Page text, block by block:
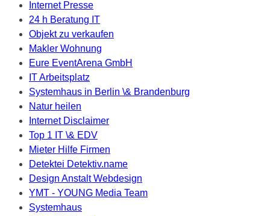
Internet Presse
24 h Beratung IT
Objekt zu verkaufen
Makler Wohnung
Eure EventArena GmbH
IT Arbeitsplatz
Systemhaus in Berlin \& Brandenburg
Natur heilen
Internet Disclaimer
Top 1 IT \& EDV
Mieter Hilfe Firmen
Detektei Detektiv.name
Design Anstalt Webdesign
YMT - YOUNG Media Team
Systemhaus